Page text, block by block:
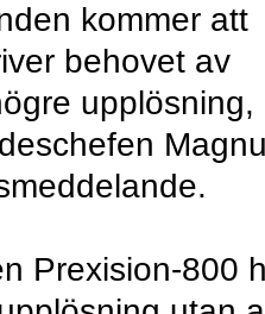
kommer att
behovet av
upplösning,
Prexision-800